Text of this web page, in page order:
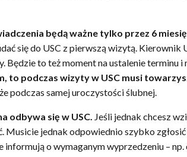
będą ważne tylko przez 6
się do USC z pierwszą wizytą. Kierownik
Będzie to też moment na ustalenie terminu i
to podczas wizyty w USC musi
podczas samej uroczystości ślubnej.
odbywa się w USC. Jeśli jednak chcesz
Musicie jednak odpowiednio szybko
o wymaganym wyprzedzeniu –